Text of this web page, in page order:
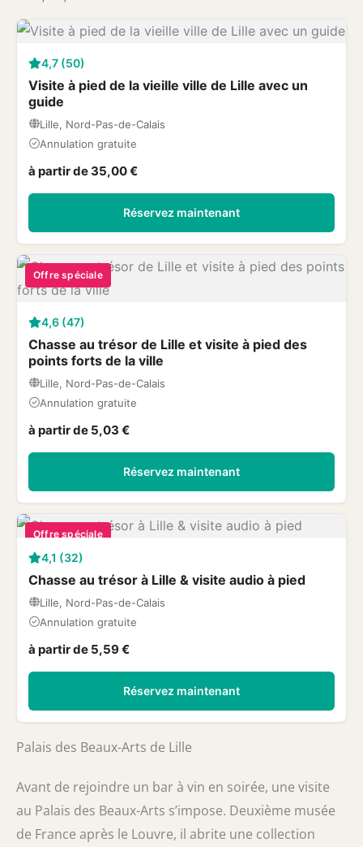
4,7 (50)
Visite à pied de la vieille ville de Lille avec un
guide
Lille, Nord-Pas-de-Calais
Annulation gratuite
à partir de 35,00 €
Réservez maintenant
Offre spéciale
4,6 (47)
Chasse au trésor de Lille et visite à pied des
points forts de la ville
Lille, Nord-Pas-de-Calais
Annulation gratuite
à partir de 5,03 €
Réservez maintenant
Offre spéciale
4,1 (32)
Chasse au trésor à Lille & visite audio à pied
Lille, Nord-Pas-de-Calais
Annulation gratuite
à partir de 5,59 €
Réservez maintenant
Palais des Beaux-Arts de Lille
Avant de rejoindre un bar à vin en soirée, une visite
au Palais des Beaux-Arts s’impose. Deuxième musée
de France après le Louvre, il abrite une collection